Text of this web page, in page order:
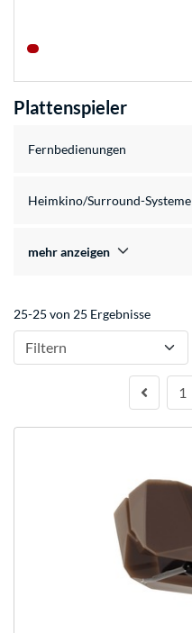
Plattenspieler
Fernbedienungen
Heimkino/Surround-Systeme
mehr anzeigen
25-25 von 25 Ergebnisse
Filtern
1